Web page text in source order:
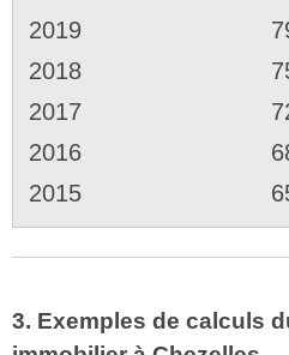
2019
2018
2017
2016
2015
3. Exemples de calculs